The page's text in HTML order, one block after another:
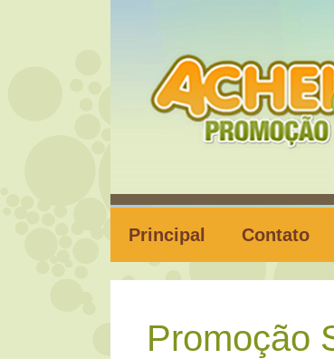
Principal Contato
Promoção